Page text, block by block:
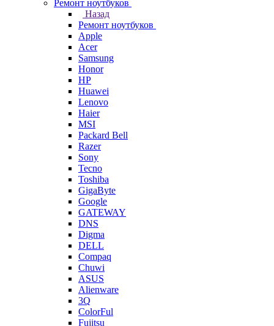
Ремонт ноутбуков
Назад
Ремонт ноутбуков
Apple
Acer
Samsung
Honor
HP
Huawei
Lenovo
Haier
MSI
Packard Bell
Razer
Sony
Tecno
Toshiba
GigaByte
Google
GATEWAY
DNS
Digma
DELL
Compaq
Chuwi
ASUS
Alienware
3Q
ColorFul
Fujitsu